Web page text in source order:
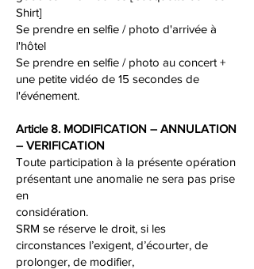
Shirt]
Se prendre en selfie / photo d'arrivée à
l'hôtel
Se prendre en selfie / photo au concert +
une petite vidéo de 15 secondes de
l'événement.
Article 8. MODIFICATION – ANNULATION
– VERIFICATION
Toute participation à la présente opération
présentant une anomalie ne sera pas prise
en
considération.
SRM se réserve le droit, si les
circonstances l’exigent, d’écourter, de
prolonger, de modifier,